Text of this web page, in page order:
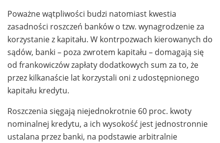
Poważne wątpliwości budzi natomiast kwestia
zasadności roszczeń banków o tzw. wynagrodzenie za
korzystanie z kapitału. W kontrpozwach kierowanych do
sądów, banki – poza zwrotem kapitału – domagają się
od frankowiczów zapłaty dodatkowych sum za to, że
przez kilkanaście lat korzystali oni z udostępnionego
kapitału kredytu.
Roszczenia sięgają niejednokrotnie 60 proc. kwoty
nominalnej kredytu, a ich wysokość jest jednostronnie
ustalana przez banki, na podstawie arbitralnie